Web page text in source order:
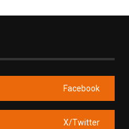
Facebook
X/Twitter